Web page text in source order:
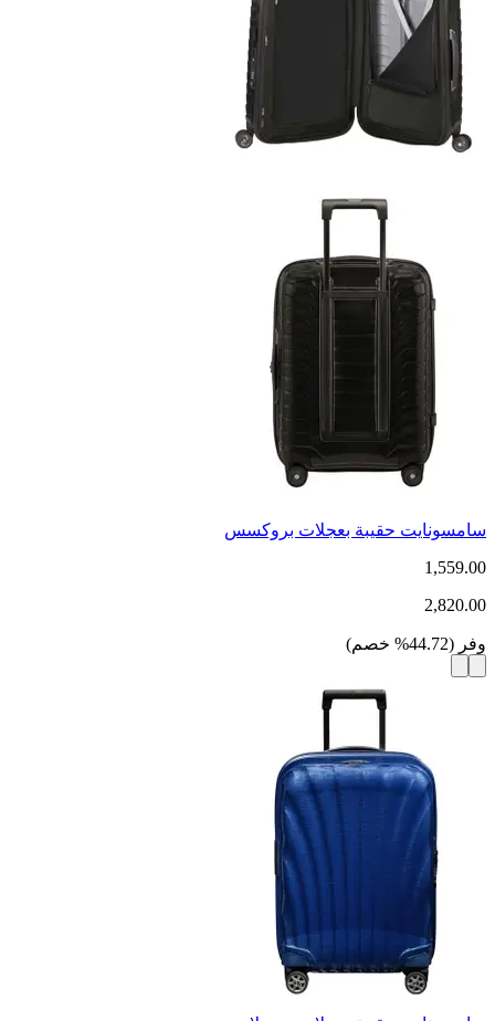
سامسونايت حقيبة بعجلات بروكسس
1,559.00
2,820.00
وفر (
44.72
% خصم)